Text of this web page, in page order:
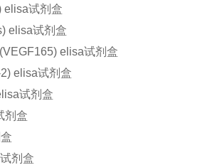
elisa试剂盒
elisa试剂盒
elisa试剂盒
elisa试剂盒
试剂盒
剂盒
剂盒